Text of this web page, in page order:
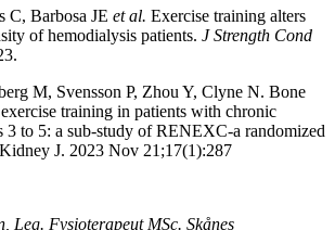
C, Barbosa JE et al. Exercise training alters
of hemodialysis patients. J Strength Cond
M, Svensson P, Zhou Y, Clyne N. Bone
training in patients with chronic
3 to 5: a sub-study of RENEXC-a randomized
J. 2023 Nov 21;17(1):287
Leg. Fysioterapeut MSc. Skånes